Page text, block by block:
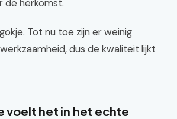
de herkomst.
Tot nu toe zijn er weinig
dus de kwaliteit lijkt
voelt het in het echte